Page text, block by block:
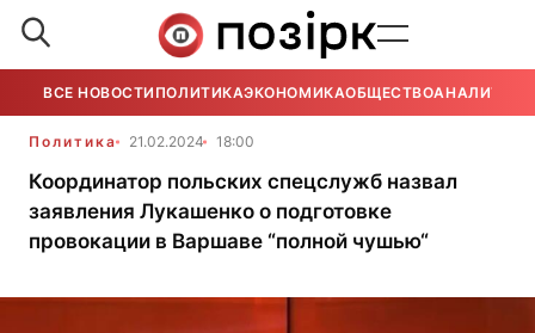
ВСЕ НОВОСТИ ПОЛИТИКАЭКОНОМИКАОБЩЕСТВОАНАЛИТИКА
Политика 21.02.2024 18:00
Координатор польских спецслужб назвал
заявления Лукашенко о подготовке
провокации в Варшаве “полной чушью“